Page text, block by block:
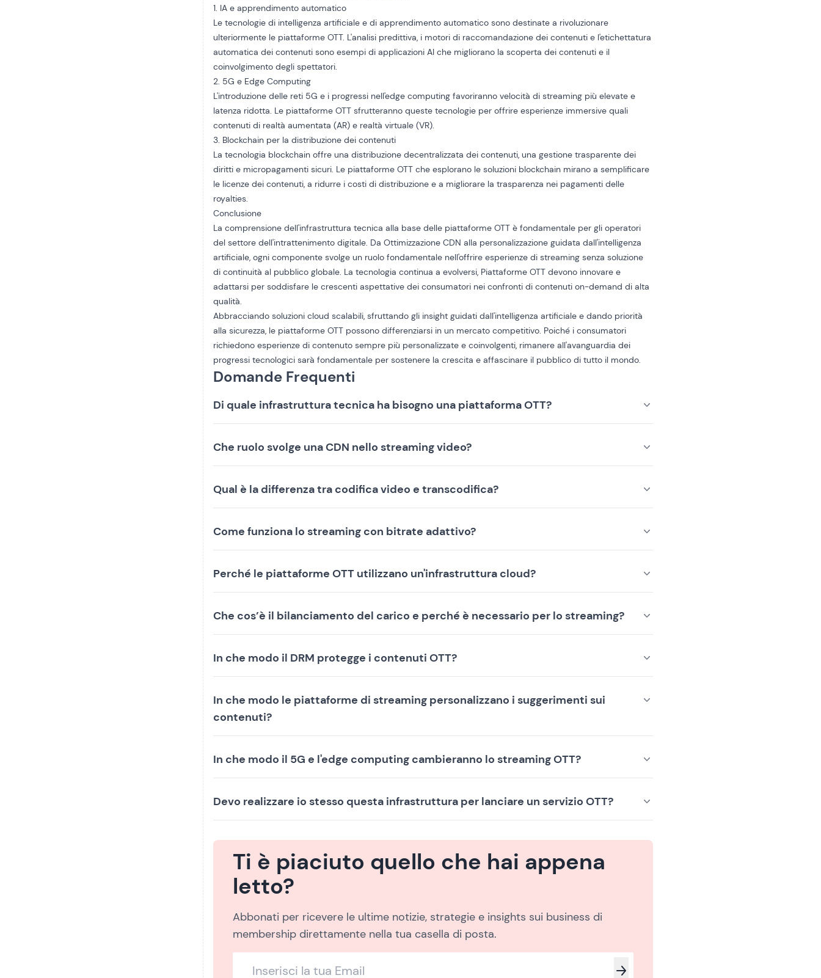
1. IA e apprendimento automatico
Le tecnologie di intelligenza artificiale e di apprendimento automatico sono destinate a rivoluzionare
ulteriormente le piattaforme OTT. L'analisi predittiva, i motori di raccomandazione dei contenuti e l'etichettatura
automatica dei contenuti sono esempi di applicazioni AI che migliorano la scoperta dei contenuti e il
coinvolgimento degli spettatori.
2. 5G e Edge Computing
L'introduzione delle reti 5G e i progressi nell'edge computing favoriranno velocità di streaming più elevate e
latenza ridotta. Le piattaforme OTT sfrutteranno queste tecnologie per offrire esperienze immersive quali
contenuti di realtà aumentata (AR) e realtà virtuale (VR).
3. Blockchain per la distribuzione dei contenuti
La tecnologia blockchain offre una distribuzione decentralizzata dei contenuti, una gestione trasparente dei
diritti e micropagamenti sicuri. Le piattaforme OTT che esplorano le soluzioni blockchain mirano a semplificare
le licenze dei contenuti, a ridurre i costi di distribuzione e a migliorare la trasparenza nei pagamenti delle
royalties.
Conclusione
La comprensione dell'infrastruttura tecnica alla base delle piattaforme OTT è fondamentale per gli operatori
del settore dell'intrattenimento digitale. Da Ottimizzazione CDN alla personalizzazione guidata dall'intelligenza
artificiale, ogni componente svolge un ruolo fondamentale nell'offrire esperienze di streaming senza soluzione
di continuità al pubblico globale. La tecnologia continua a evolversi, Piattaforme OTT devono innovare e
adattarsi per soddisfare le crescenti aspettative dei consumatori nei confronti di contenuti on-demand di alta
qualità.
Abbracciando soluzioni cloud scalabili, sfruttando gli insight guidati dall'intelligenza artificiale e dando priorità
alla sicurezza, le piattaforme OTT possono differenziarsi in un mercato competitivo. Poiché i consumatori
richiedono esperienze di contenuto sempre più personalizzate e coinvolgenti, rimanere all'avanguardia dei
progressi tecnologici sarà fondamentale per sostenere la crescita e affascinare il pubblico di tutto il mondo.
Domande Frequenti
Di quale infrastruttura tecnica ha bisogno una piattaforma OTT?
Che ruolo svolge una CDN nello streaming video?
Qual è la differenza tra codifica video e transcodifica?
Come funziona lo streaming con bitrate adattivo?
Perché le piattaforme OTT utilizzano un'infrastruttura cloud?
Che cos’è il bilanciamento del carico e perché è necessario per lo streaming?
In che modo il DRM protegge i contenuti OTT?
In che modo le piattaforme di streaming personalizzano i suggerimenti sui
contenuti?
In che modo il 5G e l'edge computing cambieranno lo streaming OTT?
Devo realizzare io stesso questa infrastruttura per lanciare un servizio OTT?
Ti è piaciuto quello che hai appena
letto?
Abbonati per ricevere le ultime notizie, strategie e insights sui business di
membership direttamente nella tua casella di posta.